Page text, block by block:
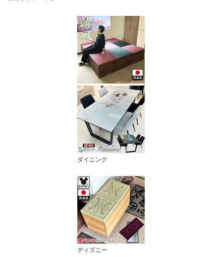
ダイニング
ディズニー